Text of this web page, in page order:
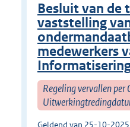
Besluit van de
vaststelling
medewerkers
Regeling vervallen